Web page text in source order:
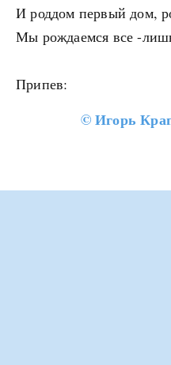
И роддом первый дом,
Мы рождаемся все -
Припев:
©Игорь